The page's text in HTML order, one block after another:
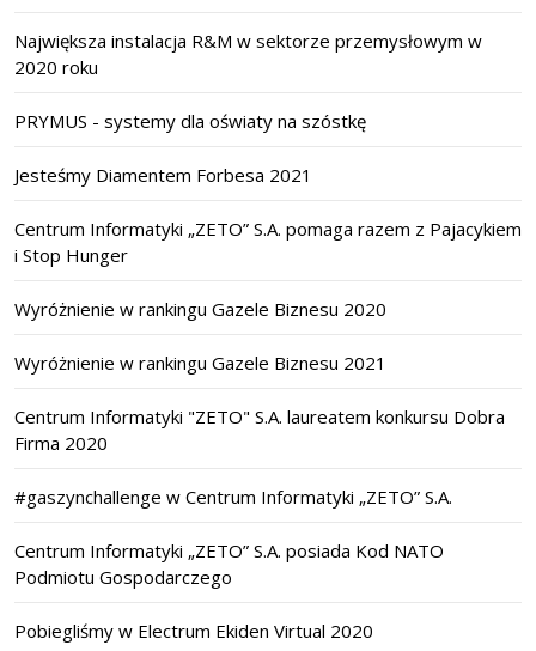
Największa instalacja R&M w sektorze przemysłowym w
2020 roku
PRYMUS - systemy dla oświaty na szóstkę
Jesteśmy Diamentem Forbesa 2021
Centrum Informatyki „ZETO” S.A. pomaga razem z Pajacykiem
i Stop Hunger
Wyróżnienie w rankingu Gazele Biznesu 2020
Wyróżnienie w rankingu Gazele Biznesu 2021
Centrum Informatyki "ZETO" S.A. laureatem konkursu Dobra
Firma 2020
#gaszynchallenge w Centrum Informatyki „ZETO” S.A.
Centrum Informatyki „ZETO” S.A. posiada Kod NATO
Podmiotu Gospodarczego
Pobiegliśmy w Electrum Ekiden Virtual 2020